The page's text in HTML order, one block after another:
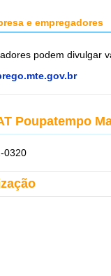
e empregadores
podem divulgar
Poupatempo
0320